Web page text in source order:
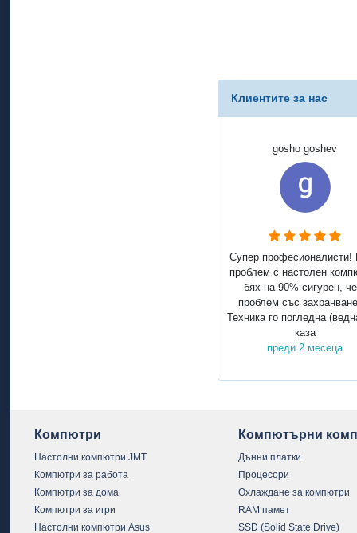
Клиентите за нас
gosho goshev
Супер професионалисти!
проблем с настолен
бях на 90% сигурен,
проблем със
Техника го погледна
каза
преди 2 месеца
Компютри
Настолни компютри JMT
Компютри за работа
Компютри за дома
Компютри за игри
Настолни компютри Asus
Компютърни
Дънни платки
Процесори
Охлаждане за компютри
RAM памет
SSD (Solid State Drive)